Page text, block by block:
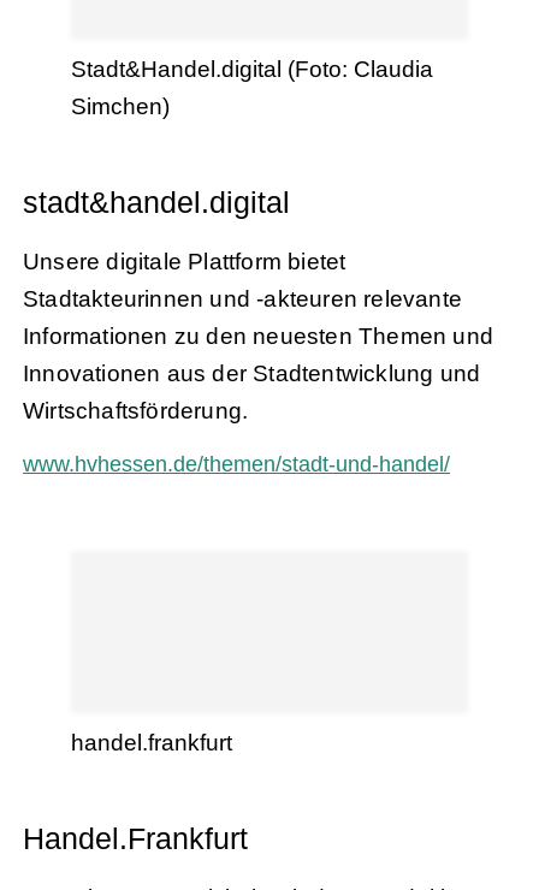
Stadt&Handel.digital (Foto: Claudia
Simchen)
stadt&handel.digital
Unsere digitale Plattform bietet
Stadtakteurinnen und -akteuren relevante
Informationen zu den neuesten Themen und
Innovationen aus der Stadtentwicklung und
Wirtschaftsförderung.
www.hvhessen.de/themen/stadt-und-handel/
handel.frankfurt
Handel.Frankfurt